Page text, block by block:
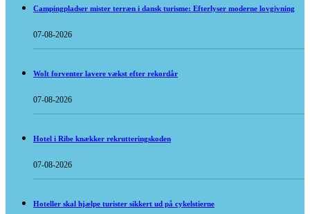
Campingpladser mister terræn i dansk turisme: Efterlyser moderne lovgivning
07-08-2026
Wolt forventer lavere vækst efter rekordår
07-08-2026
Hotel i Ribe knækker rekrutteringskoden
07-08-2026
Hoteller skal hjælpe turister sikkert ud på cykelstierne